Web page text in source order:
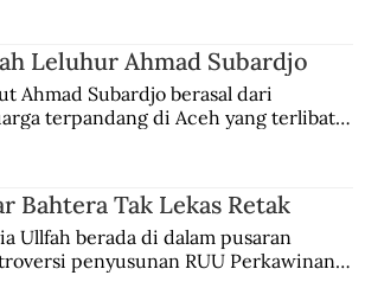
Leluhur Ahmad Subardjo
Ahmad Subardjo berasal dari
terpandang di Aceh yang terlibat
Bahtera Tak Lekas Retak
Ullfah berada di dalam pusaran
penyusunan RUU Perkawinan.